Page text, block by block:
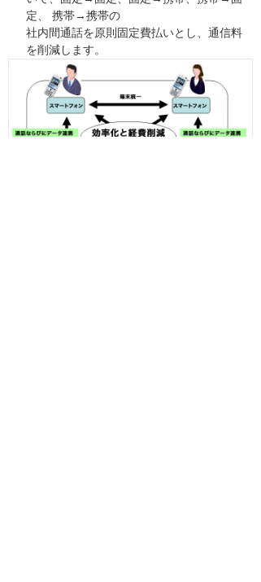
定、 携帯→携帯の
社内間通話を原則固定費払いとし、通信料
を削減します。